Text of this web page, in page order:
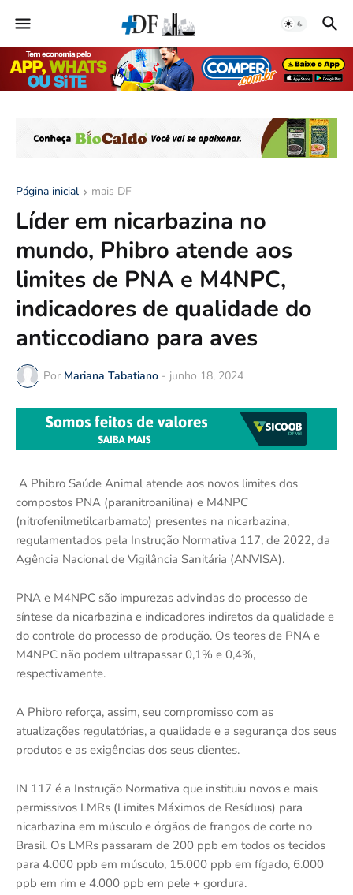
Página inicial mais DF
Líder em nicarbazina no
mundo, Phibro atende aos
limites de PNA e M4NPC,
indicadores de qualidade do
anticcodiano para aves
Por Mariana Tabatiano - junho 18, 2024
A Phibro Saúde Animal atende aos novos limites dos
compostos PNA (paranitroanilina) e M4NPC
(nitrofenilmetilcarbamato) presentes na nicarbazina,
regulamentados pela Instrução Normativa 117, de 2022, da
Agência Nacional de Vigilância Sanitária (ANVISA).
PNA e M4NPC são impurezas advindas do processo de
síntese da nicarbazina e indicadores indiretos da qualidade e
do controle do processo de produção. Os teores de PNA e
M4NPC não podem ultrapassar 0,1% e 0,4%,
respectivamente.
A Phibro reforça, assim, seu compromisso com as
atualizações regulatórias, a qualidade e a segurança dos seus
produtos e as exigências dos seus clientes.
IN 117 é a Instrução Normativa que instituiu novos e mais
permissivos LMRs (Limites Máximos de Resíduos) para
nicarbazina em músculo e órgãos de frangos de corte no
Brasil. Os LMRs passaram de 200 ppb em todos os tecidos
para 4.000 ppb em músculo, 15.000 ppb em fígado, 6.000
ppb em rim e 4.000 ppb em pele + gordura.